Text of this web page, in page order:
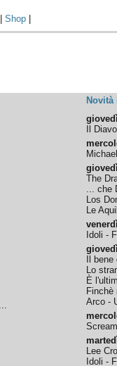
|Shop
Novità
Il
Michael
The
... che
Los
Le
Idoli -
Il
Lo
È
Finchè
Arco -
Lee
Idoli -